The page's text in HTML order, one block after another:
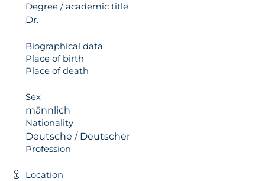
Degree / academic title
Dr.
Biographical data
Place of birth
Place of death
Sex
männlich
Nationality
Deutsche / Deutscher
Profession
Location